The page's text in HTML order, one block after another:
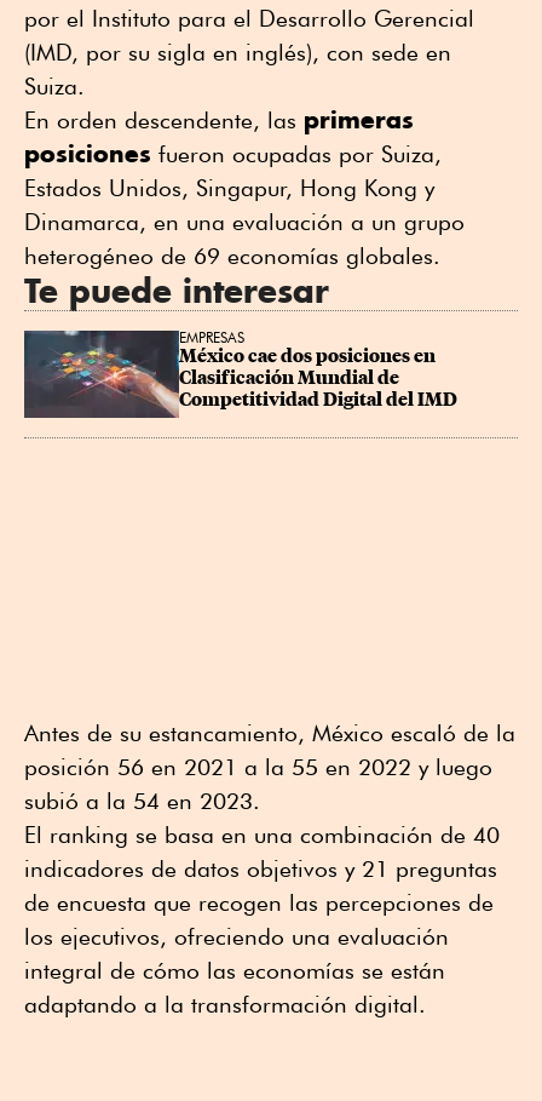
por el Instituto para el Desarrollo Gerencial
(IMD, por su sigla en inglés), con sede en
Suiza.
En orden descendente, las primeras
posiciones fueron ocupadas por Suiza,
Estados Unidos, Singapur, Hong Kong y
Dinamarca, en una evaluación a un grupo
heterogéneo de 69 economías globales.
Te puede interesar
EMPRESAS
México cae dos posiciones en
Clasificación Mundial de
Competitividad Digital del IMD
Antes de su estancamiento, México escaló de la
posición 56 en 2021 a la 55 en 2022 y luego
subió a la 54 en 2023.
El ranking se basa en una combinación de 40
indicadores de datos objetivos y 21 preguntas
de encuesta que recogen las percepciones de
los ejecutivos, ofreciendo una evaluación
integral de cómo las economías se están
adaptando a la transformación digital.